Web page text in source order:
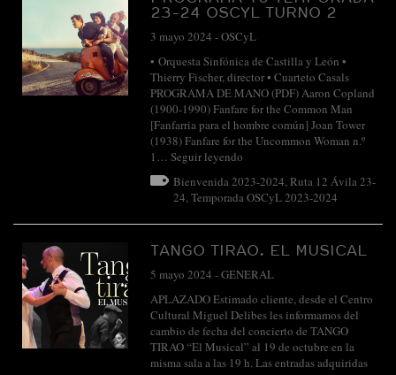
23-24 OSCYL TURNO 2
3 mayo 2024 -OSCyL
• Orquesta Sinfónica de Castilla y León •
Thierry Fischer, director • Cuarteto Casals
PROGRAMA DE MANO (PDF) Aaron Copland
(1900-1990) Fanfare for the Common Man
[Fanfarria para el hombre común] Joan Tower
(1938) Fanfare for the Uncommon Woman n.º
1… Seguir leyendo
Bienvenida 2023-2024, Ruta 12 Ávila 23-
24, Temporada OSCyL 2023-2024
TANGO TIRAO. EL MUSICAL
5 mayo 2024 -GENERAL
APLAZADO Estimado cliente, desde el Centro
Cultural Miguel Delibes les informamos del
cambio de fecha del concierto de TANGO
TIRAO “El Musical” al 19 de octubre en la
misma sala a las 19 h. Las entradas adquiridas